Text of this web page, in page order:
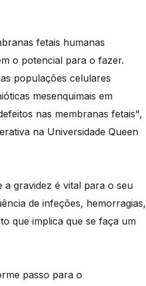
fetais humanas
o potencial para o fazer.
populações celulares
mesenquimais em
nas membranas fetais",
na Universidade Queen
a gravidez é vital para o seu
de infeções, hemorragias,
que implica que se faça um
passo para o